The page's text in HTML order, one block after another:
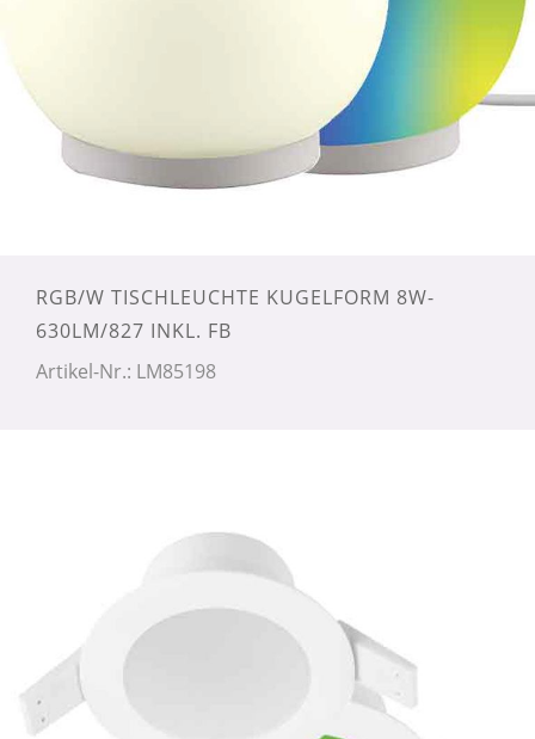
RGB/W TISCHLEUCHTE KUGELFORM 8W-
630LM/827 INKL. FB
Artikel-Nr.: LM85198